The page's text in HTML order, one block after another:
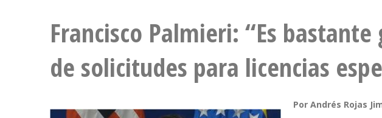
Francisco Palmieri: “Es
de solicitudes para licencias
Por Andrés Rojas